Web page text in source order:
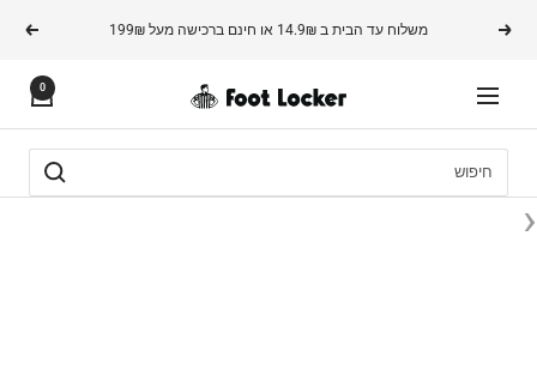
לתוכןהקודם משלוח עד הבית ב 14.9₪ או חינם ברכישה מעל 199₪ הבא
0 FOOTLOCKER ניווט
‹